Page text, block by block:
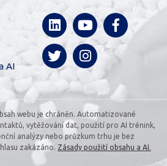
AI
webu je chráněn. Automatizované
vytěžování dat, použití pro AI trénink,
analýzy nebo průzkum trhu je bez
zakázáno. Zásady použití obsahu a AI.